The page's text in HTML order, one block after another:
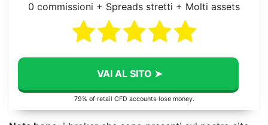
0 commissioni + Spreads stretti + Molti assets
VAI AL SITO ➤
79% of retail CFD accounts lose money.